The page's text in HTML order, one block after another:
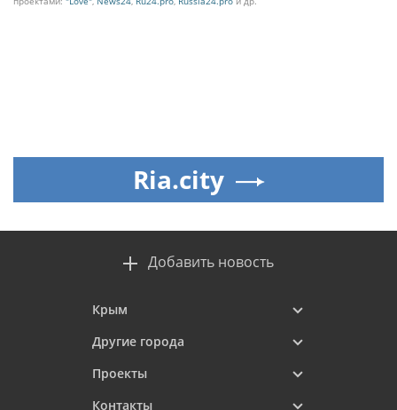
Ria.city
Добавить новость
Крым
Другие города
Проекты
Контакты